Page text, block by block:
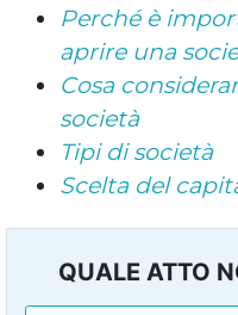
Perché è
aprire una
Cosa
società
Tipi di società
Scelta del
QUALE ATTO